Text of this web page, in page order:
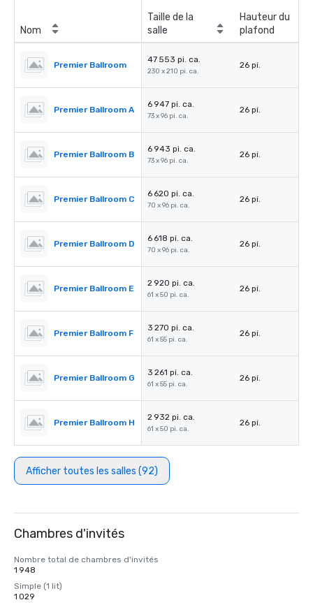
Nom
Taille de la
salle
Hauteur du
plafond
Premier Ballroom
47 553 pi. ca.
230 x 210 pi. ca.
26 pi.
Premier Ballroom A
6 947 pi. ca.
73 x 96 pi. ca.
26 pi.
Premier Ballroom B
6 943 pi. ca.
73 x 96 pi. ca.
26 pi.
Premier Ballroom C
6 620 pi. ca.
70 x 96 pi. ca.
26 pi.
Premier Ballroom D
6 618 pi. ca.
70 x 96 pi. ca.
26 pi.
Premier Ballroom E
2 920 pi. ca.
61 x 50 pi. ca.
26 pi.
Premier Ballroom F
3 270 pi. ca.
61 x 55 pi. ca.
26 pi.
Premier Ballroom G
3 261 pi. ca.
61 x 55 pi. ca.
26 pi.
Premier Ballroom H
2 932 pi. ca.
61 x 50 pi. ca.
26 pi.
Afficher toutes les salles (92)
Chambres d'invités
Nombre total de chambres d'invités
1 948
Simple (1 lit)
1 029